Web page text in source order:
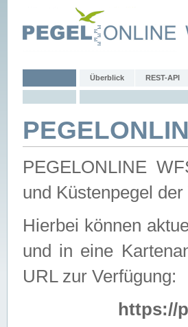
Überblick REST-API
PEGELONLINE
und Küstenpegel
Hierbei können
und in eine
URL zur Verfügung:
https://